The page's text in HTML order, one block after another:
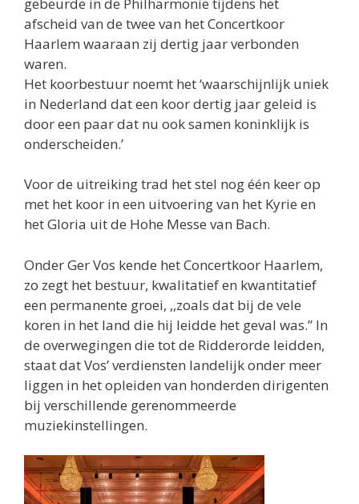
afscheid van de twee van het Concertkoor
Haarlem waaraan zij dertig jaar verbonden
waren.
Het koorbestuur noemt het ‘waarschijnlijk uniek
in Nederland dat een koor dertig jaar geleid is
door een paar dat nu ook samen koninklijk is
onderscheiden.’
Voor de uitreiking trad het stel nog één keer op
met het koor in een uitvoering van het Kyrie en
het Gloria uit de Hohe Messe van Bach.
Onder Ger Vos kende het Concertkoor Haarlem,
zo zegt het bestuur, kwalitatief en kwantitatief
een permanente groei, ,,zoals dat bij de vele
koren in het land die hij leidde het geval was.” In
de overwegingen die tot de Ridderorde leidden,
staat dat Vos’ verdiensten landelijk onder meer
liggen in het opleiden van honderden dirigenten
bij verschillende gerenommeerde
muziekinstellingen.